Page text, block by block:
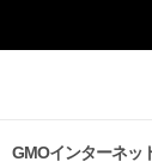
ル寄りのものと
GMOインターネッ